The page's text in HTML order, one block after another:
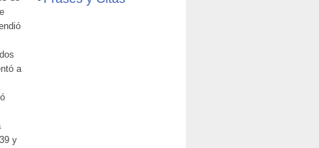
a
y